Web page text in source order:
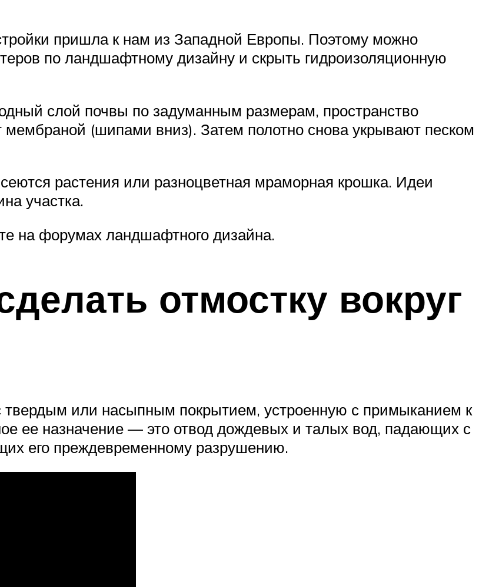
пришла к нам из Западной Европы. Поэтому можно
по ландшафтному дизайну и скрыть гидроизоляционную
слой почвы по задуманным размерам, пространство
(шипами вниз). Затем полотно снова укрывают песком
растения или разноцветная мраморная крошка. Идеи
участка.
на форумах ландшафтного дизайна.
отмостку вокруг
или насыпным покрытием, устроенную с примыканием к
ее назначение — это отвод дождевых и талых вод, падающих с
его преждевременному разрушению.